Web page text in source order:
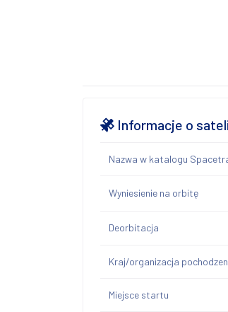
Informacje o
Nazwa w katalogu
Wyniesienie na orbitę
Deorbitacja
Kraj/organizacja
Miejsce startu